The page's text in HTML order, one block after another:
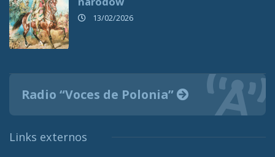
13/02/2026
Radio “Voces de Polonia”
Links externos